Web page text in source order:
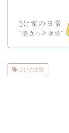
さけの生態